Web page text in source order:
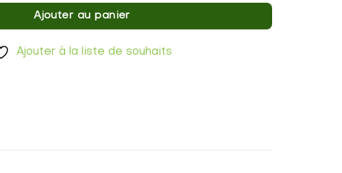
Ajouter au panier
Ajouter à la liste de souhaits